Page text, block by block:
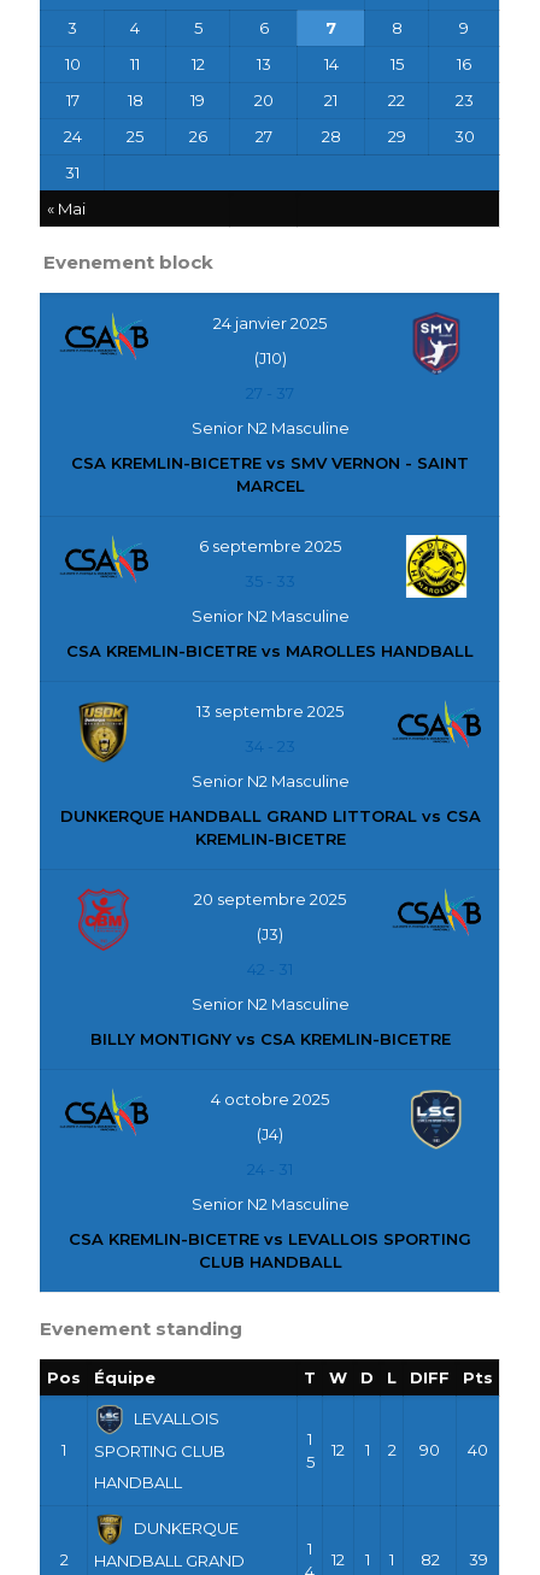
« Mai
3
4 5 6 7 8
9
10
11 12 13 14 15
16
17
18 19 20 21 22
23
24
25 26 27 28 29
30
31
Evenement block
24 janvier 2025
(J10)
27
37
Senior N2 Masculine
CSA KREMLIN-BICETRE vs SMV VERNON - SAINT
MARCEL
6 septembre 2025
35
33
Senior N2 Masculine
CSA KREMLIN-BICETRE vs MAROLLES HANDBALL
13 septembre 2025
34
23
Senior N2 Masculine
DUNKERQUE HANDBALL GRAND LITTORAL vs CSA
KREMLIN-BICETRE
20 septembre 2025
(J3)
42
31
Senior N2 Masculine
BILLY MONTIGNY vs CSA KREMLIN-BICETRE
4 octobre 2025
(J4)
24
31
Senior N2 Masculine
CSA KREMLIN-BICETRE vs LEVALLOIS SPORTING
CLUB HANDBALL
Evenement standing
Pos Équipe T W D L DIFF Pts
1
LEVALLOIS
SPORTING CLUB
HANDBALL
1
5
12 1 2 90 40
2
DUNKERQUE
HANDBALL GRAND
1
4
12 1 1 82 39